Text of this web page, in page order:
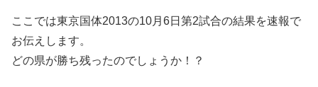
ここでは東京国体2013の10月6日第2試合の結果を速報で
お伝えします。
どの県が勝ち残ったのでしょうか！？